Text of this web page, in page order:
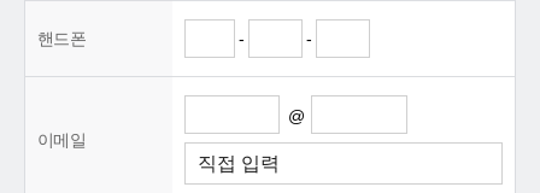
핸드폰 - -
이메일
@